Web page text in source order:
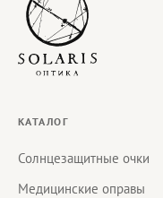
КАТАЛОГ
Солнцезащитные очки
Медицинские оправы